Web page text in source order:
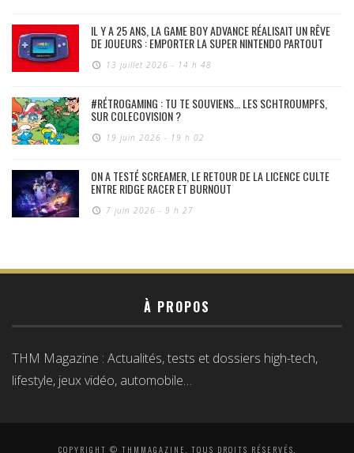
IL Y A 25 ANS, LA GAME BOY ADVANCE RÉALISAIT UN RÊVE
DE JOUEURS : EMPORTER LA SUPER NINTENDO PARTOUT
13 juillet 2026 - 14 h 48
#RÉTROGAMING : TU TE SOUVIENS… LES SCHTROUMPFS,
SUR COLECOVISION ?
19 juin 2026 - 19 h 02
ON A TESTÉ SCREAMER, LE RETOUR DE LA LICENCE CULTE
ENTRE RIDGE RACER ET BURNOUT
7 juin 2026 - 9 h 27
À PROPOS
THM Magazine : Actualités, tests et dossiers high-tech,
lifestyle, jeux vidéo, automobile…
COPYRIGHT © THMMAGAZINE, TOUS DROITS RÉSERVÉS.